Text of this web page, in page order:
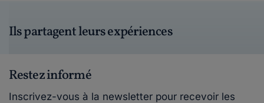
Ils partagent leurs expériences
Restez informé
Inscrivez-vous à la newsletter pour recevoir les